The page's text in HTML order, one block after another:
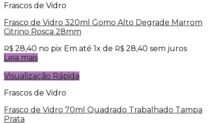
Frascos de Vidro
Frasco de Vidro 320ml Gomo Alto Degrade Marrom
Citrino Rosca 28mm
R$ 28,40 no pix Em até 1x de R$ 28,40 sem juros
Leia mais
Visualização Rápida
Frascos de Vidro
Frasco de Vidro 70ml Quadrado Trabalhado Tampa
Prata